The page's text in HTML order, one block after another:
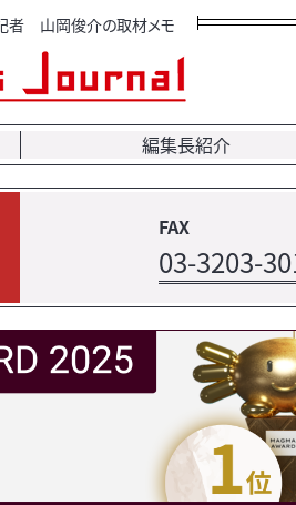
者 山岡俊介の取材メモ
編集長紹介
FAX
03-3203-